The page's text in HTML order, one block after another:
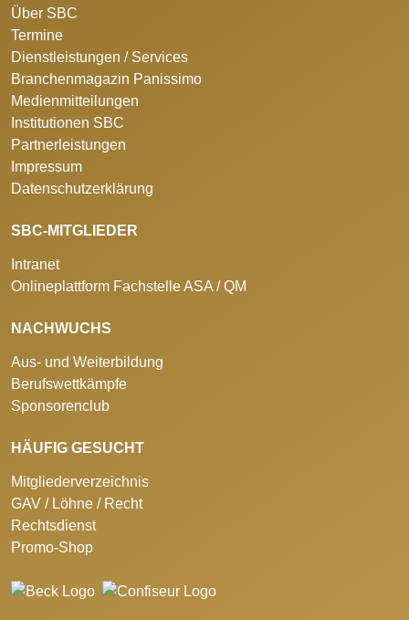
Über SBC
Termine
Dienstleistungen / Services
Branchenmagazin Panissimo
Medienmitteilungen
Institutionen SBC
Partnerleistungen
Impressum
Datenschutzerklärung
SBC-MITGLIEDER
Intranet
Onlineplattform Fachstelle ASA / QM
NACHWUCHS
Aus- und Weiterbildung
Berufswettkämpfe
Sponsorenclub
HÄUFIG GESUCHT
Mitgliederverzeichnis
GAV / Löhne / Recht
Rechtsdienst
Promo-Shop